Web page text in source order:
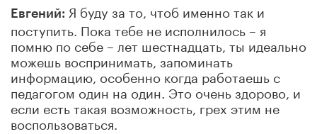
Евгений: Я буду за то, чтоб именно так и
поступить. Пока тебе не исполнилось – я
помню по себе – лет шестнадцать, ты идеально
можешь воспринимать, запоминать
информацию, особенно когда работаешь с
педагогом один на один. Это очень здорово, и
если есть такая возможность, грех этим не
воспользоваться.